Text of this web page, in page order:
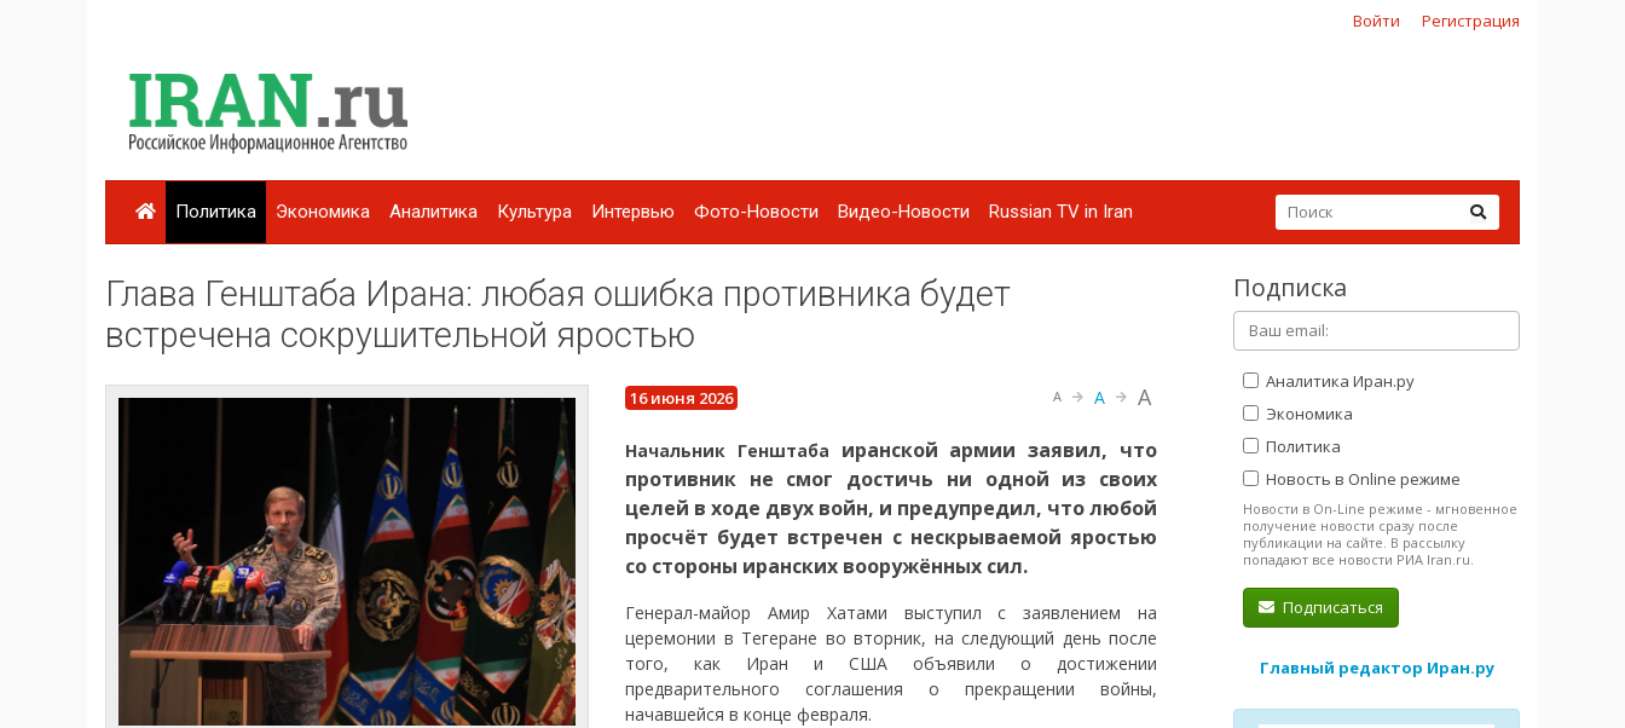
Войти Регистрация
Политика Экономика Аналитика Культура Интервью Фото-Новости Видео-Новости Russian TV in Iran
Глава Генштаба Ирана: любая ошибка противника будет
встречена сокрушительной яростью
16 июня 2026 A A A
Начальник Генштаба
иранской армии заявил, что
противник не смог достичь ни одной из своих
целей в ходе двух войн, и предупредил, что любой
просчёт будет встречен с нескрываемой яростью
со стороны иранских вооружённых сил.
Генерал-майор Амир Хатами выступил с заявлением на
церемонии в Тегеране во вторник, на следующий день после
того, как Иран и США объявили о достижении
предварительного соглашения о прекращении войны,
начавшейся в конце февраля.
Подписка
Аналитика Иран.ру
Экономика
Политика
Новость в Online режиме
Новости в On-Line режиме - мгновенное
получение новости сразу после
публикации на сайте. В рассылку
попадают все новости РИА Iran.ru.
Подписаться
Главный редактор Иран.ру